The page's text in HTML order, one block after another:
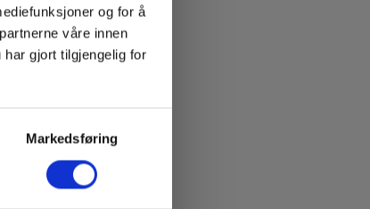
og for å
våre innen
gjort tilgjengelig for
Markedsføring